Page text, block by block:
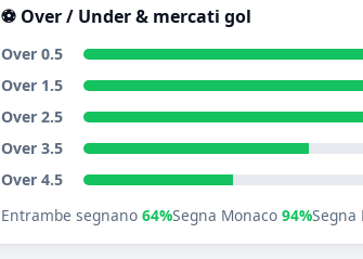
⚽ Over / Under & mercati gol
Over 0.5
Over 1.5
Over 2.5
Over 3.5
Over 4.5
Entrambe segnano 64%Segna Monaco 94%Segna